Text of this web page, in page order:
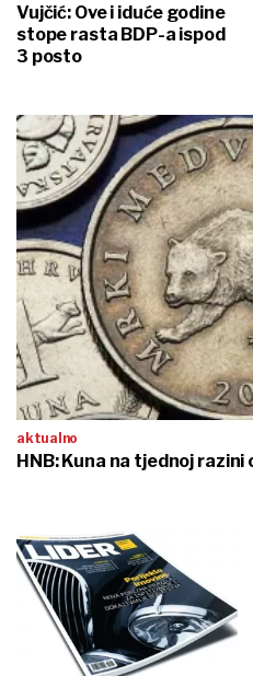
Vujčić: Ove i iduće godine
stope rasta BDP-a ispod
3 posto
aktualno
HNB: Kuna na tjednoj